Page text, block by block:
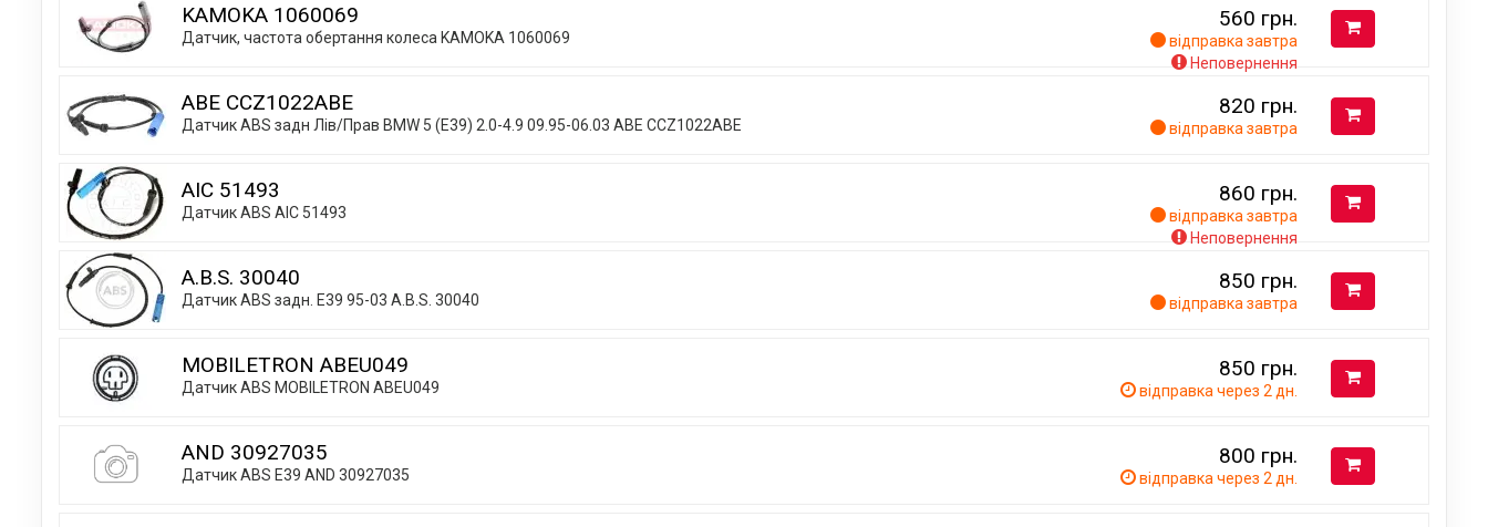
KAMOKA 1060069
Датчик, частота обертання колеса KAMOKA 1060069
560 грн.
відправка завтра
Неповернення
ABE CCZ1022ABE
Датчик ABS задн Лів/Прав BMW 5 (E39) 2.0-4.9 09.95-06.03 ABE CCZ1022ABE
820 грн.
відправка завтра
AIC 51493
Датчик АВS AIC 51493
860 грн.
відправка завтра
Неповернення
A.B.S. 30040
Датчик ABS задн. E39 95-03 A.B.S. 30040
850 грн.
відправка завтра
MOBILETRON ABEU049
Датчик ABS MOBILETRON ABEU049
850 грн.
відправка через 2 дн.
AND 30927035
Датчик ABS E39 AND 30927035
800 грн.
відправка через 2 дн.